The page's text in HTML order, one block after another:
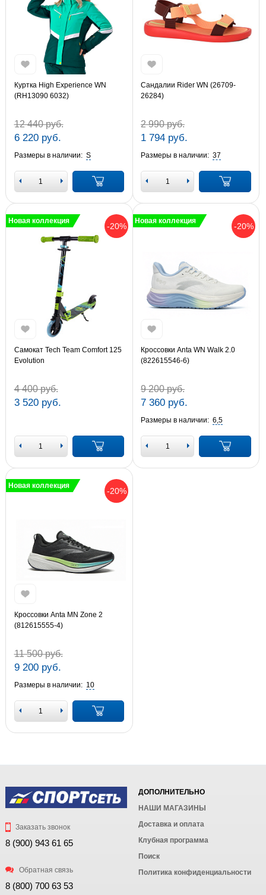
Куртка High Experience WN
(RH13090 6032)
12 440 руб.
6 220 руб.
Размеры в наличии: S
Сандалии Rider WN (26709-
26284)
2 990 руб.
1 794 руб.
Размеры в наличии: 37
-20%
Новая коллекция
Самокат Tech Team Comfort 125
Evolution
4 400 руб.
3 520 руб.
-20%
Новая коллекция
Кроссовки Anta WN Walk 2.0
(822615546-6)
9 200 руб.
7 360 руб.
Размеры в наличии: 6,5
-20%
Новая коллекция
Кроссовки Anta MN Zone 2
(812615555-4)
11 500 руб.
9 200 руб.
Размеры в наличии: 10
Заказать звонок
8 (900) 943 61 65
Обратная связь
8 (800) 700 63 53
ДОПОЛНИТЕЛЬНО
НАШИ МАГАЗИНЫ
Доставка и оплата
Клубная программа
Поиск
Политика конфиденциальности